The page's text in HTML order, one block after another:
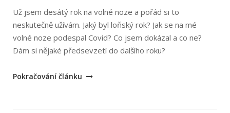
Už jsem desátý rok na volné noze a pořád si to
neskutečně užívám. Jaký byl loňský rok? Jak se na mé
volné noze podespal Covid? Co jsem dokázal a co ne?
Dám si nějaké předsevzetí do dalšího roku?
„Rok
Pokračování článku